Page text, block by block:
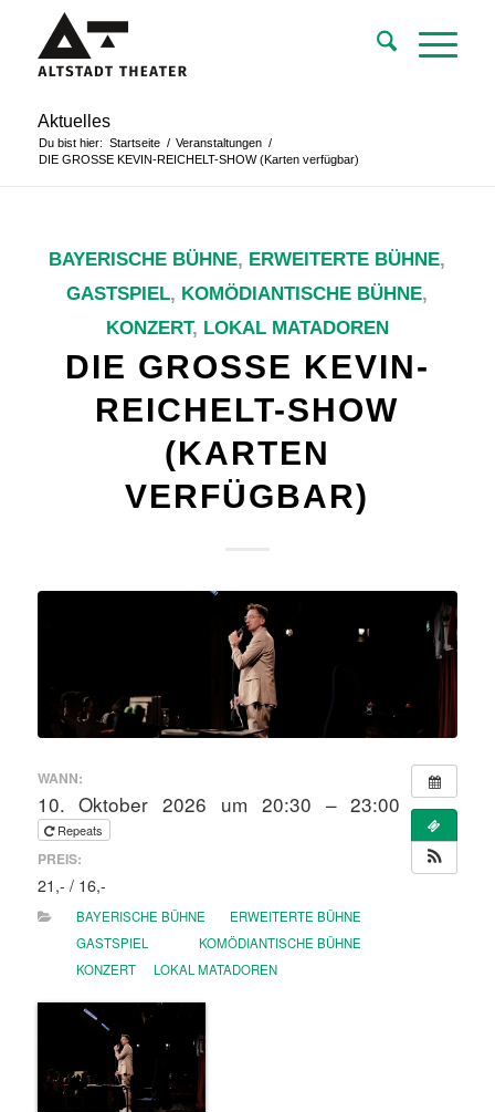
Aktuelles
Du bist hier: Startseite / Veranstaltungen /
DIE GROSSE KEVIN-REICHELT-SHOW (Karten verfügbar)
BAYERISCHE BÜHNE, ERWEITERTE BÜHNE,
GASTSPIEL, KOMÖDIANTISCHE BÜHNE,
KONZERT, LOKAL MATADOREN
DIE GROSSE KEVIN-
REICHELT-SHOW
(KARTEN
VERFÜGBAR)
WANN:
10. Oktober 2026 um 20:30 – 23:00
Repeats
PREIS:
21,- / 16,-
BAYERISCHE BÜHNE
ERWEITERTE BÜHNE
GASTSPIEL
KOMÖDIANTISCHE BÜHNE
KONZERT
LOKAL MATADOREN